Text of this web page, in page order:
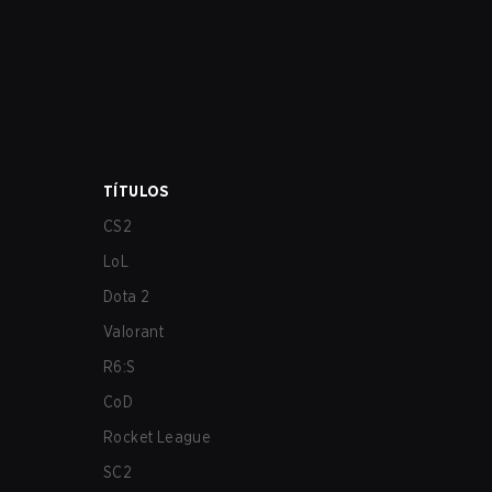
TÍTULOS
CS2
LoL
Dota 2
Valorant
R6:S
CoD
Rocket League
SC2